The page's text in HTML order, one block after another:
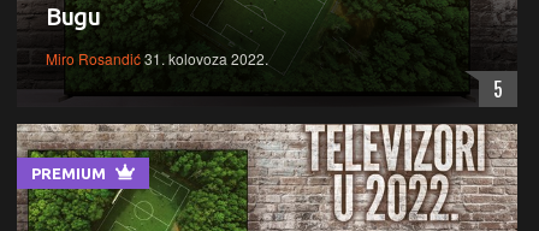
Bugu
Miro Rosandić31. kolovoza 2022.
5
PREMIUM